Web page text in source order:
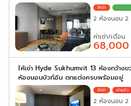
2 ห้องนอน 2
ค่าเช่า/เดือน
68,000
ให้เช่า Hyde Sukhumvit 13 ห้องกว้างข
ห้องนอนบิวท์อิน ตกแต่งครบพร้อมอยู่
2 ห้องนอน 2